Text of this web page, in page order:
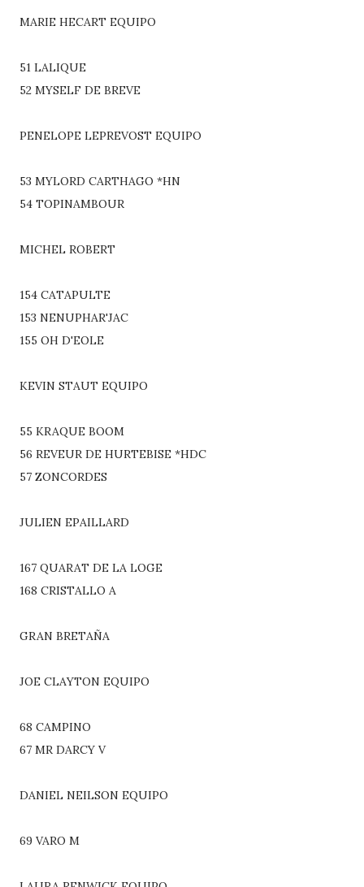
MARIE HECART EQUIPO
51 LALIQUE
52 MYSELF DE BREVE
PENELOPE LEPREVOST EQUIPO
53 MYLORD CARTHAGO *HN
54 TOPINAMBOUR
MICHEL ROBERT
154 CATAPULTE
153 NENUPHAR'JAC
155 OH D'EOLE
KEVIN STAUT EQUIPO
55 KRAQUE BOOM
56 REVEUR DE HURTEBISE *HDC
57 ZONCORDES
JULIEN EPAILLARD
167 QUARAT DE LA LOGE
168 CRISTALLO A
GRAN BRETAÑA
JOE CLAYTON EQUIPO
68 CAMPINO
67 MR DARCY V
DANIEL NEILSON EQUIPO
69 VARO M